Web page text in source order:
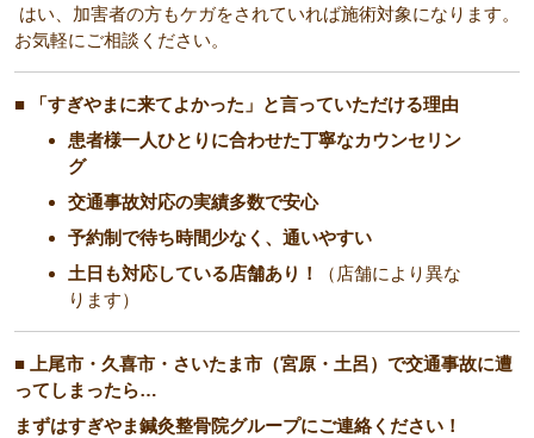
はい、加害者の方もケガをされていれば施術対象になります。
お気軽にご相談ください。
■ 「すぎやまに来てよかった」と言っていただける理由
患者様一人ひとりに合わせた丁寧なカウンセリン
グ
交通事故対応の実績多数で安心
予約制で待ち時間少なく、通いやすい
土日も対応している店舗あり！
（店舗により異な
ります）
■ 上尾市・久喜市・さいたま市（宮原・土呂）で交通事故に遭
ってしまったら…
まずはすぎやま鍼灸整骨院グループにご連絡ください！